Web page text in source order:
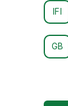
IFI
GB